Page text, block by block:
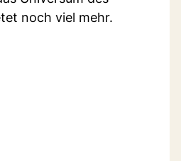
noch viel mehr.